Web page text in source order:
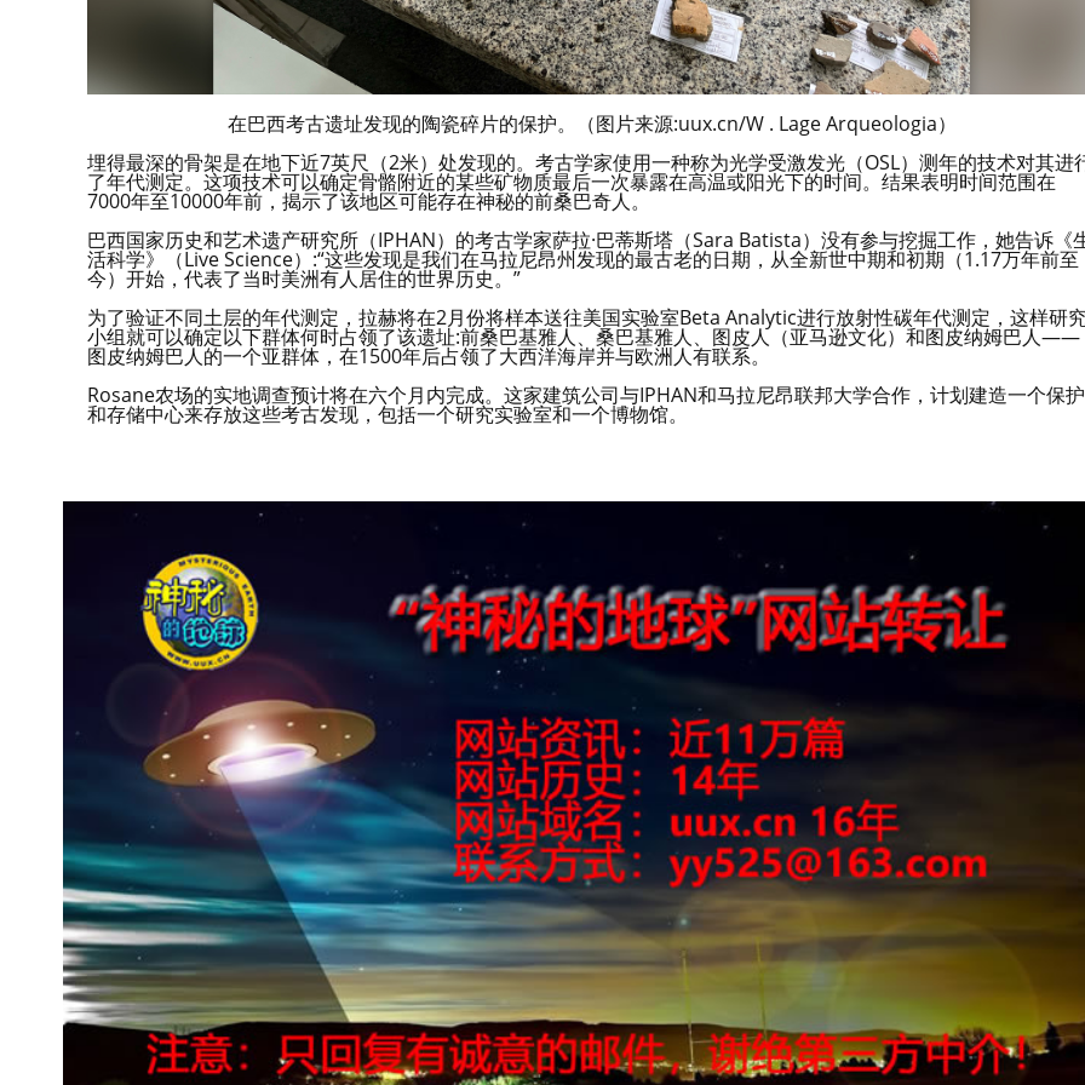
在巴西考古遗址发现的陶瓷碎片的保护。（图片来源:uux.cn/W . Lage Arqueologia）
埋得最深的骨架是在地下近7英尺（2米）处发现的。考古学家使用一种称为光学受激发光（OSL）测年的技术对其进
了年代测定。这项技术可以确定骨骼附近的某些矿物质最后一次暴露在高温或阳光下的时间。结果表明时间范围在
7000年至10000年前，揭示了该地区可能存在神秘的前桑巴奇人。
巴西国家历史和艺术遗产研究所（IPHAN）的考古学家萨拉·巴蒂斯塔（Sara Batista）没有参与挖掘工作，她告诉《
活科学》（Live Science）:“这些发现是我们在马拉尼昂州发现的最古老的日期，从全新世中期和初期（1.17万年前至
今）开始，代表了当时美洲有人居住的世界历史。”
为了验证不同土层的年代测定，拉赫将在2月份将样本送往美国实验室Beta Analytic进行放射性碳年代测定，这样研
小组就可以确定以下群体何时占领了该遗址:前桑巴基雅人、桑巴基雅人、图皮人（亚马逊文化）和图皮纳姆巴人——
图皮纳姆巴人的一个亚群体，在1500年后占领了大西洋海岸并与欧洲人有联系。
Rosane农场的实地调查预计将在六个月内完成。这家建筑公司与IPHAN和马拉尼昂联邦大学合作，计划建造一个保护
和存储中心来存放这些考古发现，包括一个研究实验室和一个博物馆。